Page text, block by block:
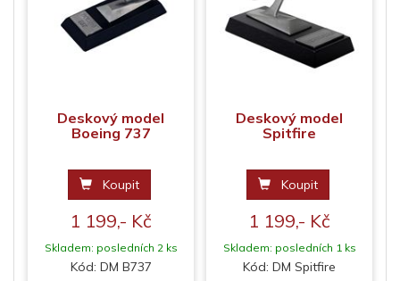
Deskový model
Boeing 737
Koupit
1 199,- Kč
Skladem: posledních 2 ks
Kód: DM B737
Deskový model
Spitfire
Koupit
1 199,- Kč
Skladem: posledních 1 ks
Kód: DM Spitfire